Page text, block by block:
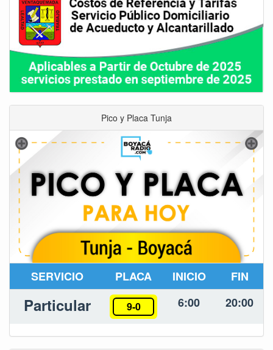
Pico y Placa Tunja
SERVICIO PLACA INICIO FIN
Particular 9-0 6:00 20:00